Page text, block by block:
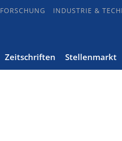
FORSCHUNG INDUSTRIE &
Zeitschriften Stellenmarkt